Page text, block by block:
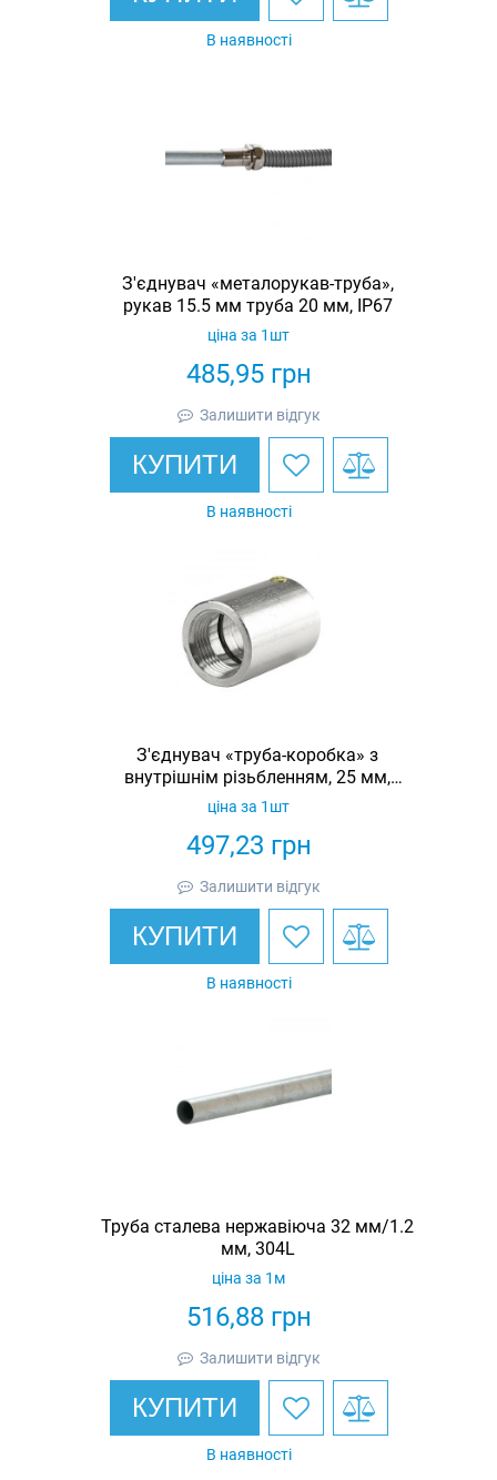
В наявності
З'єднувач «металорукав-труба»,
рукав 15.5 мм труба 20 мм, IP67
485,95грн
ціна за 1шт
Залишити відгук
КУПИТИ
В наявності
З'єднувач «труба-коробка» з
внутрішнім різьбленням, 25 мм,
латунь, IP67
497,23 грн
ціна за 1шт
Залишити відгук
КУПИТИ
В наявності
Труба сталева нержавіюча 32 мм/1.2
мм, 304L
516,88грн
ціна за 1м
Залишити відгук
КУПИТИ
В наявності